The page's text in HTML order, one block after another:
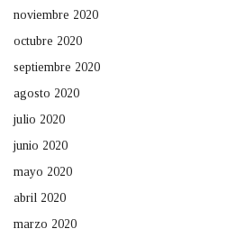
noviembre 2020
octubre 2020
septiembre 2020
agosto 2020
julio 2020
junio 2020
mayo 2020
abril 2020
marzo 2020